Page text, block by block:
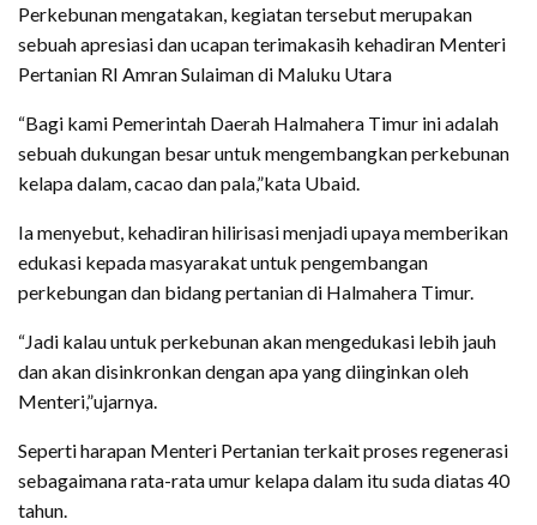
Perkebunan mengatakan, kegiatan tersebut merupakan
sebuah apresiasi dan ucapan terimakasih kehadiran Menteri
Pertanian RI Amran Sulaiman di Maluku Utara
“Bagi kami Pemerintah Daerah Halmahera Timur ini adalah
sebuah dukungan besar untuk mengembangkan perkebunan
kelapa dalam, cacao dan pala,”kata Ubaid.
Ia menyebut, kehadiran hilirisasi menjadi upaya memberikan
edukasi kepada masyarakat untuk pengembangan
perkebungan dan bidang pertanian di Halmahera Timur.
“Jadi kalau untuk perkebunan akan mengedukasi lebih jauh
dan akan disinkronkan dengan apa yang diinginkan oleh
Menteri,”ujarnya.
Seperti harapan Menteri Pertanian terkait proses regenerasi
sebagaimana rata-rata umur kelapa dalam itu suda diatas 40
tahun.